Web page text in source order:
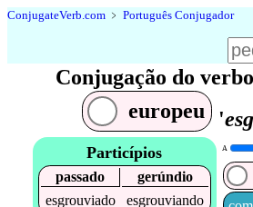
ConjugateVerb.com ﹥ Português Conjugador
Conjugação do
europeu
'
Particípios
passado
gerúndio
esgrouviado
esgrouviando
A